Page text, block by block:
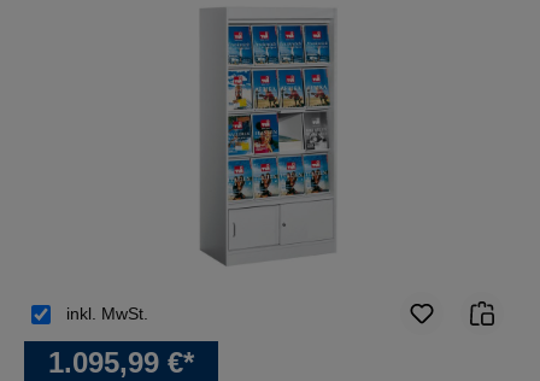
Bildergalerie überspringen
1.095,99 €*
inkl. MwSt.